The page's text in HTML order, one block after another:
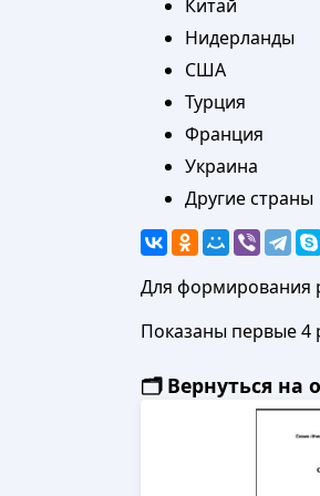
Китай
Нидерланды
США
Турция
Франция
Украина
Другие страны
Для формирования
Показаны первые 4
🗂️ Вернуться на